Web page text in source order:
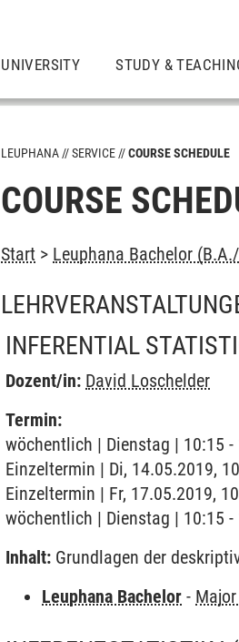
UNIVERSITY STUDY &
LEUPHANA SERVICE COURSE SCHEDULE
COURSE
Start > Leuphana Bachelor
INFERENTIAL
Dozent/in: David Loschelder
Termin:
wöchentlich | Dienstag | 10:15
Einzeltermin | Di, 14.05.2019,
Einzeltermin | Fr, 17.05.2019,
wöchentlich | Dienstag | 10:15
Inhalt: Grundlagen der
Leuphana Bachelor -